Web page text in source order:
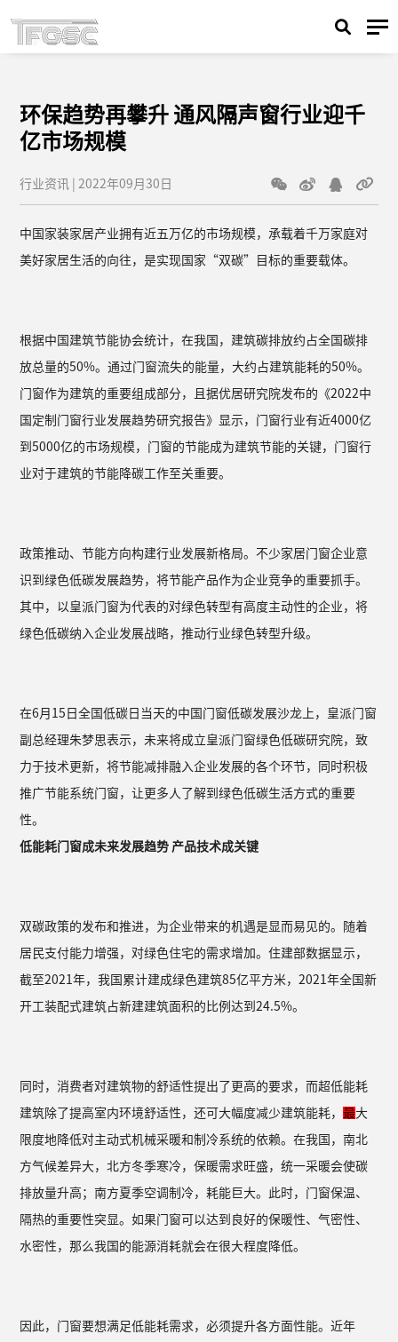
环保趋势再攀升 通风隔声窗行业迎千
亿市场规模
行业资讯 | 2022年09月30日
中国家装家居产业拥有近五万亿的市场规模，承载着千万家庭对
美好家居生活的向往，是实现国家“双碳”目标的重要载体。
根据中国建筑节能协会统计，在我国，建筑碳排放约占全国碳排
放总量的50%。通过门窗流失的能量，大约占建筑能耗的50%。
门窗作为建筑的重要组成部分，且据优居研究院发布的《2022中
国定制门窗行业发展趋势研究报告》显示，门窗行业有近4000亿
到5000亿的市场规模，门窗的节能成为建筑节能的关键，门窗行
业对于建筑的节能降碳工作至关重要。
政策推动、节能方向构建行业发展新格局。不少家居门窗企业意
识到绿色低碳发展趋势，将节能产品作为企业竞争的重要抓手。
其中，以皇派门窗为代表的对绿色转型有高度主动性的企业，将
绿色低碳纳入企业发展战略，推动行业绿色转型升级。
在6月15日全国低碳日当天的中国门窗低碳发展沙龙上，皇派门窗
副总经理朱梦思表示，未来将成立皇派门窗绿色低碳研究院，致
力于技术更新，将节能减排融入企业发展的各个环节，同时积极
推广节能系统门窗，让更多人了解到绿色低碳生活方式的重要
性。
低能耗门窗成未来发展趋势 产品技术成关键
双碳政策的发布和推进，为企业带来的机遇是显而易见的。随着
居民支付能力增强，对绿色住宅的需求增加。住建部数据显示，
截至2021年，我国累计建成绿色建筑85亿平方米，2021年全国新
开工装配式建筑占新建建筑面积的比例达到24.5%。
同时，消费者对建筑物的舒适性提出了更高的要求，而超低能耗
建筑除了提高室内环境舒适性，还可大幅度减少建筑能耗，最大
限度地降低对主动式机械采暖和制冷系统的依赖。在我国，南北
方气候差异大，北方冬季寒冷，保暖需求旺盛，统一采暖会使碳
排放量升高；南方夏季空调制冷，耗能巨大。此时，门窗保温、
隔热的重要性突显。如果门窗可以达到良好的保暖性、气密性、
水密性，那么我国的能源消耗就会在很大程度降低。
因此，门窗要想满足低能耗需求，必须提升各方面性能。近年